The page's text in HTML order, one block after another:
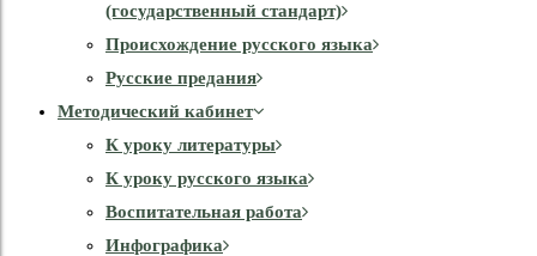
(государственный стандарт)
Происхождение русского языка
Русские предания
Методический кабинет
К уроку литературы
К уроку русского языка
Воспитательная работа
Инфографика